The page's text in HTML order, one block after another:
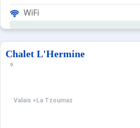
WiFi
Chalet L'Hermine
Valais > La Tzoumaz